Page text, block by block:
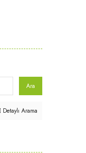
Ara
Detaylı Arama